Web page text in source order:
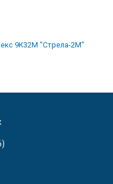
9К32М "Стрела-2М"